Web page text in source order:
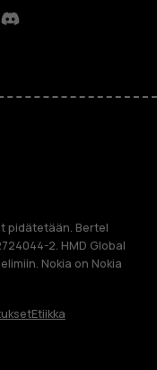
Discord
pidätetään. Bertel
2. HMD Global
Nokia on Nokia
Etiikka